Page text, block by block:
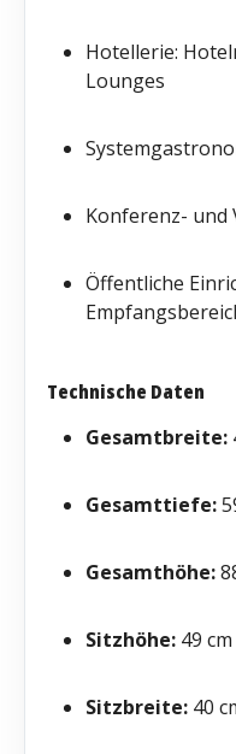
Hotellerie:
Lounges
Konferenz- und
Öffentliche
Technische Daten
Gesamtbreite:
Gesamttiefe:
Gesamthöhe:
Sitzhöhe: 49 cm
Sitzbreite: 40